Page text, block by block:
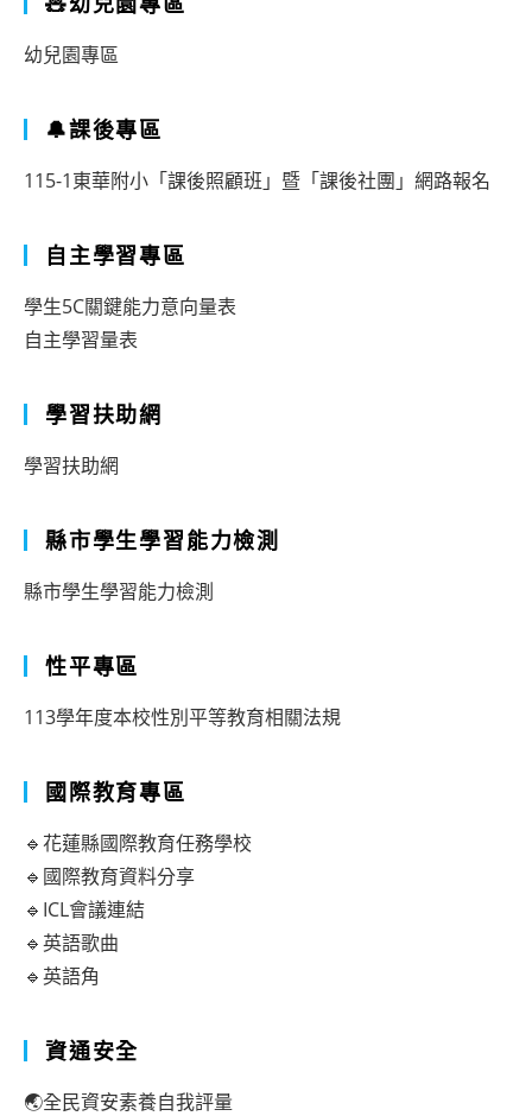
幼兒園專區
🔔課後專區
115-1東華附小「課後照顧班」暨「課後社團」網路報名
自主學習專區
學生5C關鍵能力意向量表
自主學習量表
學習扶助網
學習扶助網
縣市學生學習能力檢測
縣市學生學習能力檢測
性平專區
113學年度本校性別平等教育相關法規
國際教育專區
🔹花蓮縣國際教育任務學校
🔹國際教育資料分享
🔹ICL會議連結
🔹英語歌曲
🔹英語角
資通安全
🌏全民資安素養自我評量